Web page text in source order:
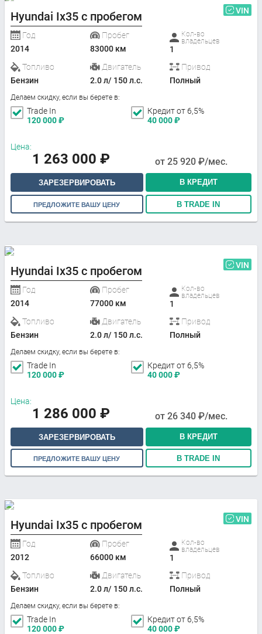
Hyundai Ix35 с пробегом VIN
Год
2014
Пробег
83000 км
Кол-во
владельцев
1
Топливо
Бензин
Двигатель
2.0 л/ 150 л.с.
Привод
Полный
Делаем скидку, если вы берете в:
Trade In
120 000₽
Кредит от 6,5%
40 000₽
Цена:
1 263 000 ₽ от 25 920 ₽/мес.
ЗАРЕЗЕРВИРОВАТЬ В КРЕДИТ
ПРЕДЛОЖИТЕ ВАШУ ЦЕНУ В TRADE IN
Hyundai Ix35 с пробегом VIN
Год
2014
Пробег
77000 км
Кол-во
владельцев
1
Топливо
Бензин
Двигатель
2.0 л/ 150 л.с.
Привод
Полный
Делаем скидку, если вы берете в:
Trade In
120 000₽
Кредит от 6,5%
40 000₽
Цена:
1 286 000 ₽ от 26 340 ₽/мес.
ЗАРЕЗЕРВИРОВАТЬ В КРЕДИТ
ПРЕДЛОЖИТЕ ВАШУ ЦЕНУ В TRADE IN
Hyundai Ix35 с пробегом VIN
Год
2012
Пробег
66000 км
Кол-во
владельцев
1
Топливо
Бензин
Двигатель
2.0 л/ 150 л.с.
Привод
Полный
Делаем скидку, если вы берете в:
Trade In
120 000₽
Кредит от 6,5%
40 000₽